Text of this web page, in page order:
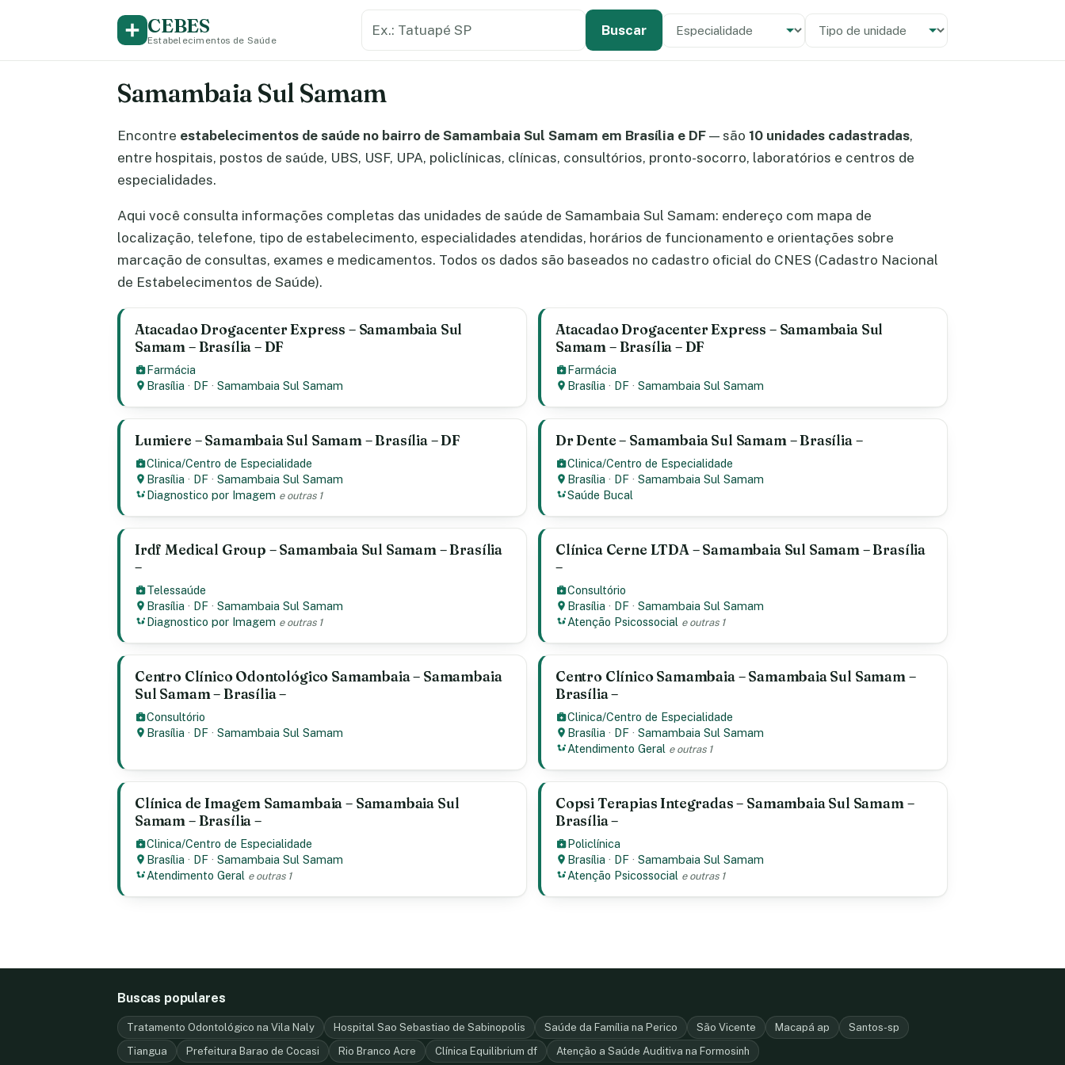
CEBES
Estabelecimentos de Saúde
Buscar Especialidade
Tipo de unidade
Samambaia Sul Samam
Encontre estabelecimentos de saúde no bairro de Samambaia Sul Samam em Brasília e DF — são 10 unidades cadastradas,
entre hospitais, postos de saúde, UBS, USF, UPA, policlínicas, clínicas, consultórios, pronto-socorro, laboratórios e centros de
especialidades.
Aqui você consulta informações completas das unidades de saúde de Samambaia Sul Samam: endereço com mapa de
localização, telefone, tipo de estabelecimento, especialidades atendidas, horários de funcionamento e orientações sobre
marcação de consultas, exames e medicamentos. Todos os dados são baseados no cadastro oficial do CNES (Cadastro Nacional
de Estabelecimentos de Saúde).
Atacadao Drogacenter Express – Samambaia Sul
Samam – Brasília – DF
Farmácia
Brasília · DF ·Samambaia Sul Samam
Atacadao Drogacenter Express – Samambaia Sul
Samam – Brasília – DF
Farmácia
Brasília · DF ·Samambaia Sul Samam
Lumiere – Samambaia Sul Samam – Brasília – DF
Clinica/Centro de Especialidade
Brasília · DF ·Samambaia Sul Samam
Diagnostico por Imagem e outras 1
Dr Dente – Samambaia Sul Samam – Brasília –
Clinica/Centro de Especialidade
Brasília · DF ·Samambaia Sul Samam
Saúde Bucal
Irdf Medical Group – Samambaia Sul Samam – Brasília
–
Telessaúde
Brasília · DF ·Samambaia Sul Samam
Diagnostico por Imagem e outras 1
Clínica Cerne LTDA – Samambaia Sul Samam – Brasília
–
Consultório
Brasília · DF ·Samambaia Sul Samam
Atenção Psicossocial e outras 1
Centro Clínico Odontológico Samambaia – Samambaia
Sul Samam – Brasília –
Consultório
Brasília · DF ·Samambaia Sul Samam
Centro Clínico Samambaia – Samambaia Sul Samam –
Brasília –
Clinica/Centro de Especialidade
Brasília · DF ·Samambaia Sul Samam
Atendimento Geral e outras 1
Clínica de Imagem Samambaia – Samambaia Sul
Samam – Brasília –
Clinica/Centro de Especialidade
Brasília · DF ·Samambaia Sul Samam
Atendimento Geral e outras 1
Copsi Terapias Integradas – Samambaia Sul Samam –
Brasília –
Policlínica
Brasília · DF ·Samambaia Sul Samam
Atenção Psicossocial e outras 1
Buscas populares
Tratamento Odontológico na Vila Naly Hospital Sao Sebastiao de Sabinopolis Saúde da Família na Perico São Vicente Macapá ap
Santos-sp
Tiangua
Prefeitura Barao de Cocasi Rio Branco Acre Clínica Equilibrium df Atenção a Saúde Auditiva na Formosinh